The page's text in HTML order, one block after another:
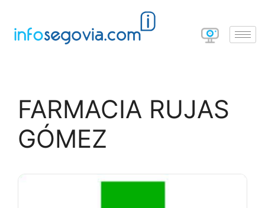
FARMACIA RUJAS
GÓMEZ